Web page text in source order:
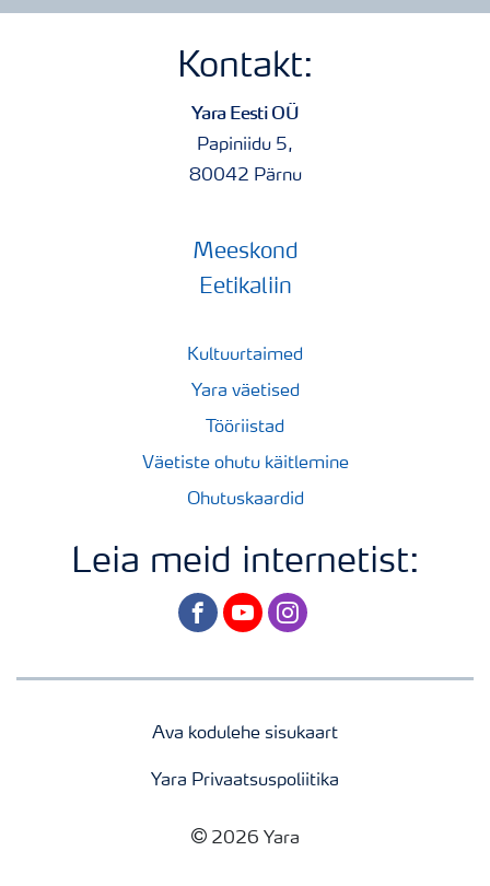
Kontakt:
Yara Eesti OÜ
Papiniidu 5,
80042 Pärnu
Meeskond
Eetikaliin
Kultuurtaimed
Yara väetised
Tööriistad
Väetiste ohutu käitlemine
Ohutuskaardid
Leia meid internetist:
facebookyoutubeinstagram
Ava kodulehe sisukaart
Yara Privaatsuspoliitika
2026 Yara